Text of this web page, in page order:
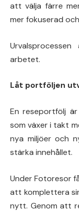
att välja färre
mer fokuserad
arbetet.
Låt portföljen
En reseportfölj
som växer i takt
nya miljöer och
stärka innehållet.
Under Fotoresor
att komplettera
nytt. Genom att